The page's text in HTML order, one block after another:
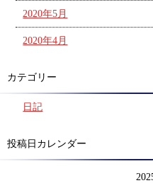
2020年5月
2020年4月
カテゴリー
日記
投稿日カレンダー